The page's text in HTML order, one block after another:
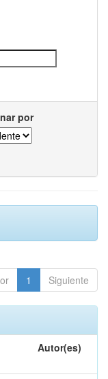
por
1 Siguiente
Autor(es)